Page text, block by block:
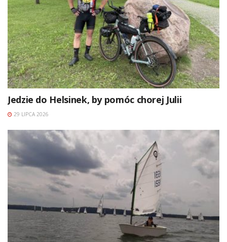
Jedzie do Helsinek, by pomóc chorej Julii
29 LIPCA 2026